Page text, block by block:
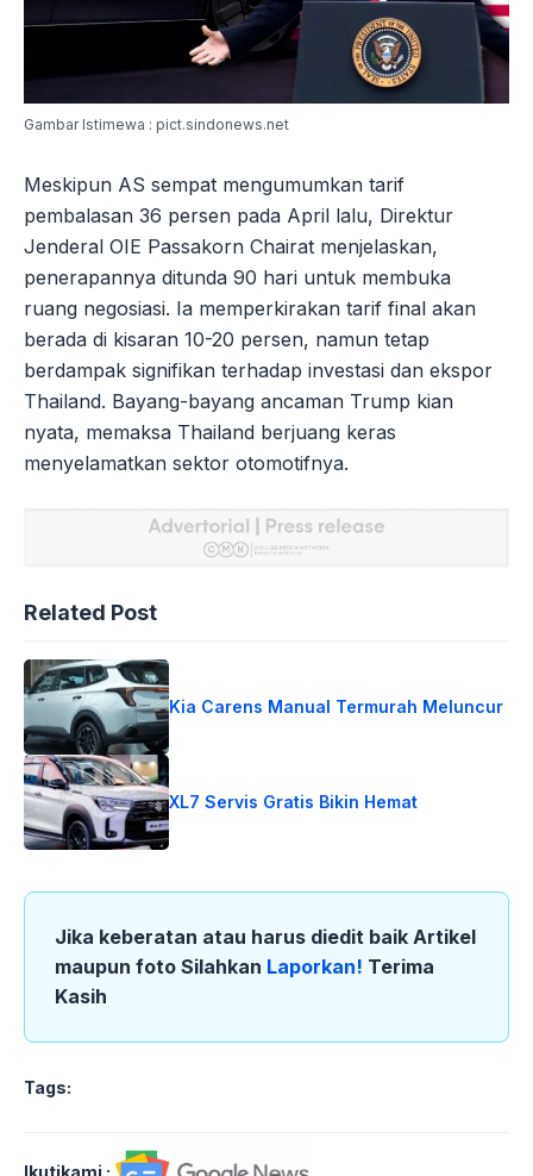
Gambar Istimewa : pict.sindonews.net
Meskipun AS sempat mengumumkan tarif
pembalasan 36 persen pada April lalu, Direktur
Jenderal OIE Passakorn Chairat menjelaskan,
penerapannya ditunda 90 hari untuk membuka
ruang negosiasi. Ia memperkirakan tarif final akan
berada di kisaran 10-20 persen, namun tetap
berdampak signifikan terhadap investasi dan ekspor
Thailand. Bayang-bayang ancaman Trump kian
nyata, memaksa Thailand berjuang keras
menyelamatkan sektor otomotifnya.
Related Post
Kia Carens Manual Termurah Meluncur
XL7 Servis Gratis Bikin Hemat
Jika keberatan atau harus diedit baik Artikel
maupun foto Silahkan Laporkan! Terima
Kasih
Tags:
Ikutikami :